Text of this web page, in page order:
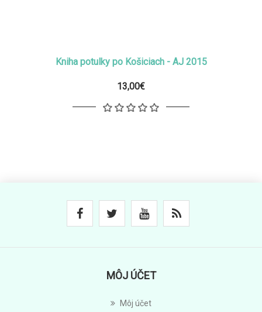
Kniha potulky po Košiciach - AJ 2015
13,00€
MÔJ ÚČET
Môj účet